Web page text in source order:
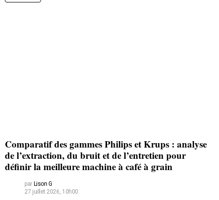
Comparatif des gammes Philips et Krups : analyse
de l’extraction, du bruit et de l’entretien pour
définir la meilleure machine à café à grain
par Lison G
27 juillet 2026, 10h00